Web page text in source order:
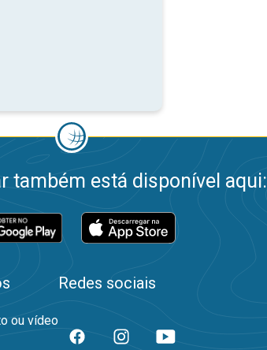
também está disponível aqui:
ou vídeo
Redes sociais